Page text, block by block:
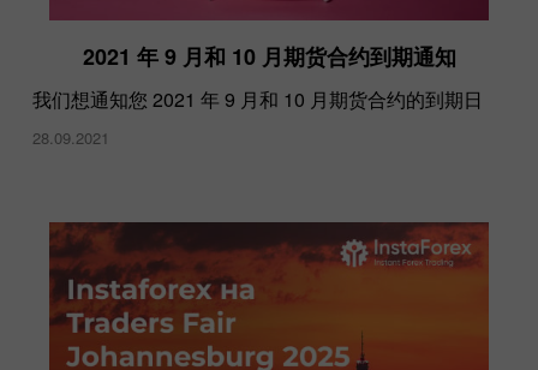
2021 年 9 月和 10 月期货合约到期通知
我们想通知您 2021 年 9 月和 10 月期货合约的到期日
28.09.2021